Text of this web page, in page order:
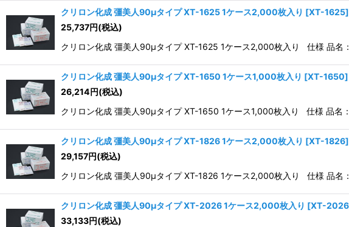
クリロン化成 彊美人90μタイプ XT-1625 1ケース2,000枚入り [XT-1625]
25,737円(税込)
クリロン化成 彊美人90μタイプ XT-1625 1ケース2,000枚入り 仕様 品
クリロン化成 彊美人90μタイプ XT-1650 1ケース1,000枚入り [XT-1650]
26,214円(税込)
クリロン化成 彊美人90μタイプ XT-1650 1ケース1,000枚入り 仕様 品
クリロン化成 彊美人90μタイプ XT-1826 1ケース2,000枚入り [XT-1826]
29,157円(税込)
クリロン化成 彊美人90μタイプ XT-1826 1ケース2,000枚入り 仕様 品
クリロン化成 彊美人90μタイプ XT-2026 1ケース2,000枚入り [XT-2026
33,133円(税込)